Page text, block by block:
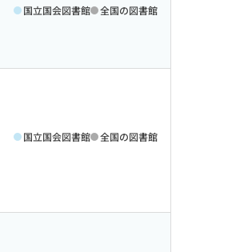
国立国会図書館 全国の図書館
国立国会図書館 全国の図書館